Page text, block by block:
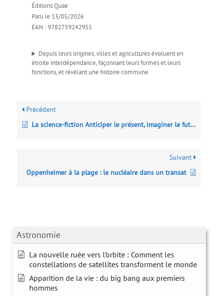
Astronomie
La nouvelle ruée vers l’orbite : Comment les
constellations de satellites transforment le monde
Apparition de la vie : du big bang aux premiers
hommes
Éditions Quae
Paru le 13/05/2026
EAN : 9782759242955
Depuis leurs origines, villes et agricultures évoluent en
étroite interdépendance, façonnant leurs formes et leurs
fonctions, et révélant une histoire commune.
Précédent
La science-fiction Anticiper le présent, imaginer le futur… innover
Suivant
Oppenheimer à la plage : le nucléaire dans un transat